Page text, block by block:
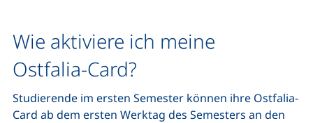
Wie aktiviere ich meine
Ostfalia-Card?
Studierende im ersten Semester können ihre Ostfalia-
Card ab dem ersten Werktag des Semesters an den